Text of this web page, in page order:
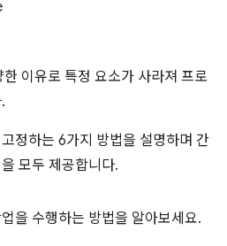
이유로 특정 요소가 사라져 프로
정하는 6가지 방법을 설명하며 간
모두 제공합니다.
을 수행하는 방법을 알아보세요.